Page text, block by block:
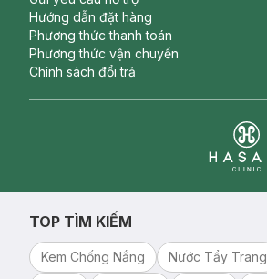
Hướng dẫn đặt hàng
Phương thức thanh toán
Phương thức vận chuyển
Chính sách đổi trả
TOP TÌM KIẾM
Kem Chống Nắng Nước Tẩy Trang